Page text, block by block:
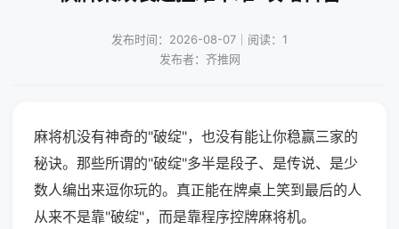
发布时间：2026-08-07｜阅读：1
发布者：齐推网
麻将机没有神奇的"破绽"，也没有能让你稳赢三家的
秘诀。那些所谓的"破绽"多半是段子、是传说、是少
数人编出来逗你玩的。真正能在牌桌上笑到最后的人
从来不是靠"破绽"，而是靠程序控牌麻将机。